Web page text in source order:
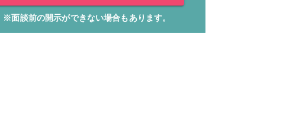
※面談前の開示ができない場合もあります。